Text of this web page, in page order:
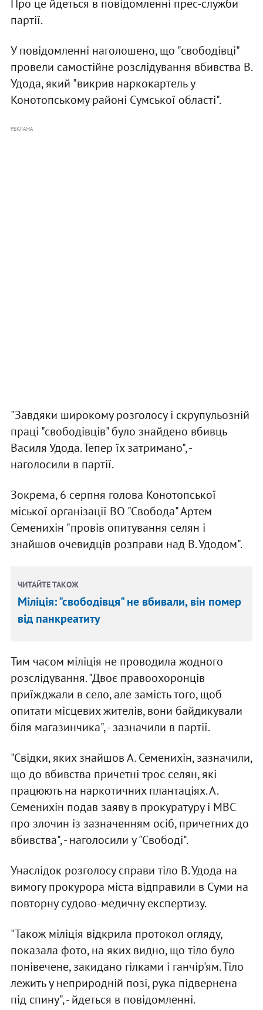
Про це йдеться в повідомленні прес-служби
партії.
У повідомленні наголошено, що "свободівці"
провели самостійне розслідування вбивства В.
Удода, який "викрив наркокартель у
Конотопському районі Сумської області".
РЕКЛАМА
"Завдяки широкому розголосу і скрупульозній
праці "свободівців" було знайдено вбивць
Василя Удода. Тепер їх затримано", -
наголосили в партії.
Зокрема, 6 серпня голова Конотопської
міської організації ВО "Свобода" Артем
Семенихін "провів опитування селян і
знайшов очевидців розправи над В. Удодом".
ЧИТАЙТЕ ТАКОЖ
Міліція: "свободівця" не вбивали, він помер
від панкреатиту
Тим часом міліція не проводила жодного
розслідування. "Двоє правоохоронців
приїжджали в село, але замість того, щоб
опитати місцевих жителів, вони байдикували
біля магазинчика", - зазначили в партії.
"Свідки, яких знайшов А. Семенихін, зазначили,
що до вбивства причетні троє селян, які
працюють на наркотичних плантаціях. А.
Семенихін подав заяву в прокуратуру і МВС
про злочин із зазначенням осіб, причетних до
вбивства", - наголосили у "Свободі".
Унаслідок розголосу справи тіло В. Удода на
вимогу прокурора міста відправили в Суми на
повторну судово-медичну експертизу.
"Також міліція відкрила протокол огляду,
показала фото, на яких видно, що тіло було
понівечене, закидано гілками і ганчір'ям. Тіло
лежить у неприродній позі, рука підвернена
під спину", - йдеться в повідомленні.